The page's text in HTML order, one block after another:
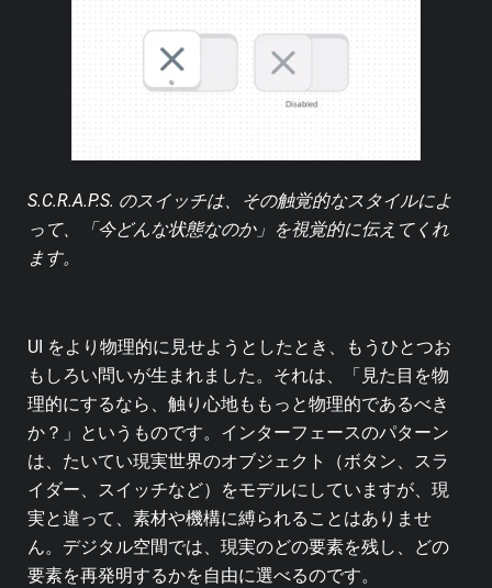
S.C.R.A.P.S. のスイッチは、その触覚的なスタイルによ
って、「今どんな状態なのか」を視覚的に伝えてくれ
ます。
UI をより物理的に見せようとしたとき、もうひとつお
もしろい問いが生まれました。それは、「見た目を物
理的にするなら、触り心地ももっと物理的であるべき
か？」というものです。インターフェースのパターン
は、たいてい現実世界のオブジェクト（ボタン、スラ
イダー、スイッチなど）をモデルにしていますが、現
実と違って、素材や機構に縛られることはありませ
ん。デジタル空間では、現実のどの要素を残し、どの
要素を再発明するかを自由に選べるのです。